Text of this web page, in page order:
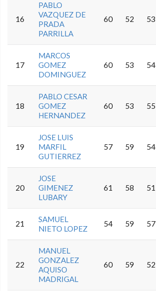
16
PABLO
VAZQUEZ DE
PRADA
PARRILLA
60 52 53
17
MARCOS
GOMEZ
DOMINGUEZ
60 53 54
18
PABLO CESAR
GOMEZ
HERNANDEZ
60 53 55
19
JOSE LUIS
MARFIL
GUTIERREZ
57 59 54
20
JOSE
GIMENEZ
LUBARY
61 58 51
21
SAMUEL
NIETO LOPEZ
54 59 57
22
MANUEL
GONZALEZ
AQUISO
MADRIGAL
60 59 52